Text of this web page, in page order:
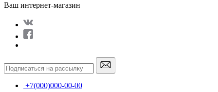
Ваш интернет-магазин
+7(000)000-00-00